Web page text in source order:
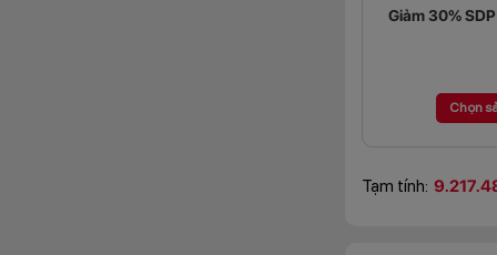
Giảm 30%
Chọn
Tạm tính: